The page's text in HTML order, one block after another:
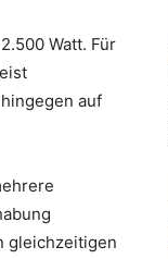
Watt. Für
auf
gleichzeitigen